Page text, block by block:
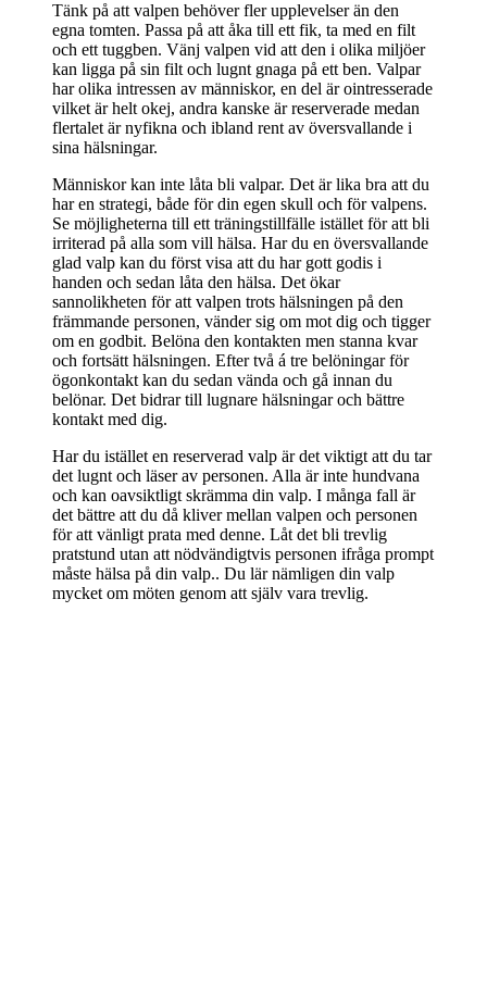
Tänk på att valpen behöver fler upplevelser än den
egna tomten. Passa på att åka till ett fik, ta med en filt
och ett tuggben. Vänj valpen vid att den i olika miljöer
kan ligga på sin filt och lugnt gnaga på ett ben. Valpar
har olika intressen av människor, en del är ointresserade
vilket är helt okej, andra kanske är reserverade medan
flertalet är nyfikna och ibland rent av översvallande i
sina hälsningar.
Människor kan inte låta bli valpar. Det är lika bra att du
har en strategi, både för din egen skull och för valpens.
Se möjligheterna till ett träningstillfälle istället för att bli
irriterad på alla som vill hälsa. Har du en översvallande
glad valp kan du först visa att du har gott godis i
handen och sedan låta den hälsa. Det ökar
sannolikheten för att valpen trots hälsningen på den
främmande personen, vänder sig om mot dig och tigger
om en godbit. Belöna den kontakten men stanna kvar
och fortsätt hälsningen. Efter två á tre belöningar för
ögonkontakt kan du sedan vända och gå innan du
belönar. Det bidrar till lugnare hälsningar och bättre
kontakt med dig.
Har du istället en reserverad valp är det viktigt att du tar
det lugnt och läser av personen. Alla är inte hundvana
och kan oavsiktligt skrämma din valp. I många fall är
det bättre att du då kliver mellan valpen och personen
för att vänligt prata med denne. Låt det bli trevlig
pratstund utan att nödvändigtvis personen ifråga prompt
måste hälsa på din valp.. Du lär nämligen din valp
mycket om möten genom att själv vara trevlig.